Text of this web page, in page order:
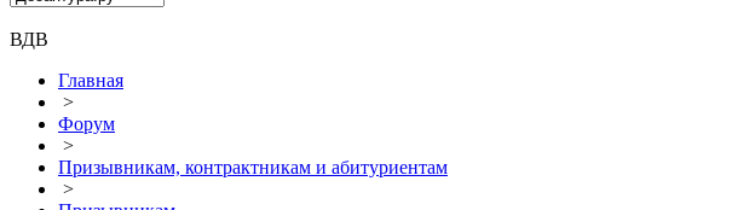
ВДВ
Главная
>
Форум
>
Призывникам, контрактникам и абитуриентам
>